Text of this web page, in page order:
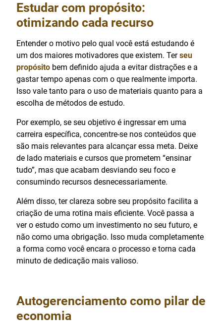
Estudar com propósito:
otimizando cada recurso
Entender o motivo pelo qual você está estudando é
um dos maiores motivadores que existem. Terseu
propósito bem definido ajuda a evitar distrações e a
gastar tempo apenas com o que realmente importa.
Isso vale tanto para o uso de materiais quanto para a
escolha de métodos de estudo.
Por exemplo, se seu objetivo é ingressar em uma
carreira específica, concentre-se nos conteúdos que
são mais relevantes para alcançar essa meta. Deixe
de lado materiais e cursos que prometem “ensinar
tudo”, mas que acabam desviando seu foco e
consumindo recursos desnecessariamente.
Além disso, ter clareza sobre seu propósito facilita a
criação de uma rotina mais eficiente. Você passa a
ver o estudo como um investimento no seu futuro, e
não como uma obrigação. Isso muda completamente
a forma como você encara o processo e torna cada
minuto de dedicação mais valioso.
Autogerenciamento como pilar de
economia